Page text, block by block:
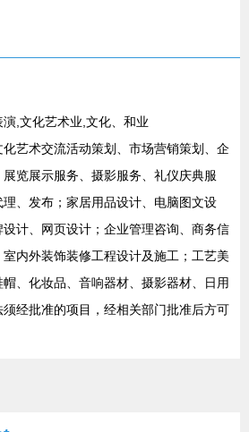
,文化艺术业,文化、和业
艺术交流活动策划、市场营销策划、企
览展示服务、摄影服务、礼仪庆典服
、发布；家居用品设计、电脑图文设
计、网页设计；企业管理咨询、商务信
内外装饰装修工程设计及施工；工艺美
、化妆品、音响器材、摄影器材、日用
经批准的项目，经相关部门批准后方可